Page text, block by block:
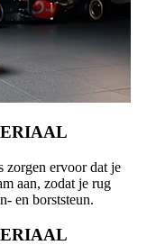
zorgen ervoor dat je
aan, zodat je rug
en borststeun.